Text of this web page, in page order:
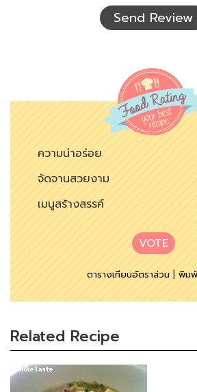
Send Review
ความน่าอร่อย
จัดจานสวยงาม
เมนูสร้างสรรค์
VOTE
ตารางเทียบอัตราส่วน|พิม
Related Recipe